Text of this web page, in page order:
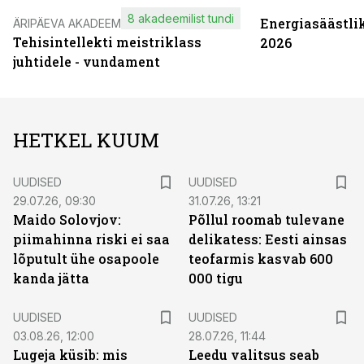
ÄRIPÄEVA AKADEEMIA
Tehisintellekti meistriklass
juhtidele - vundament
8 akadeemilist tundi
2026
HETKEL KUUM
UUDISED
29.07.26, 09:30
Maido Solovjov:
piimahinna riski ei saa
lõputult ühe osapoole
kanda jätta
UUDISED
31.07.26, 13:21
Põllul roomab tulevane
delikatess: Eesti ainsas
teofarmis kasvab 600
000 tigu
UUDISED
03.08.26, 12:00
Lugeja küsib: mis
UUDISED
28.07.26, 11:44
Leedu valitsus seab